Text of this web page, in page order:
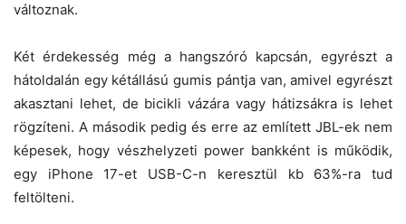
változnak.
Két érdekesség még a hangszóró kapcsán, egyrészt a
hátoldalán egy kétállású gumis pántja van, amivel egyrészt
akasztani lehet, de bicikli vázára vagy hátizsákra is lehet
rögzíteni. A második pedig és erre az említett JBL-ek nem
képesek, hogy vészhelyzeti power bankként is működik,
egy iPhone 17-et USB-C-n keresztül kb 63%-ra tud
feltölteni.